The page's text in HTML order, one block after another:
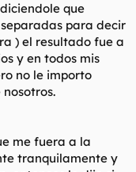
que
para decir
) el resultado fue a
y en todos mis
no le importo
me fuera a la
tranquilamente y